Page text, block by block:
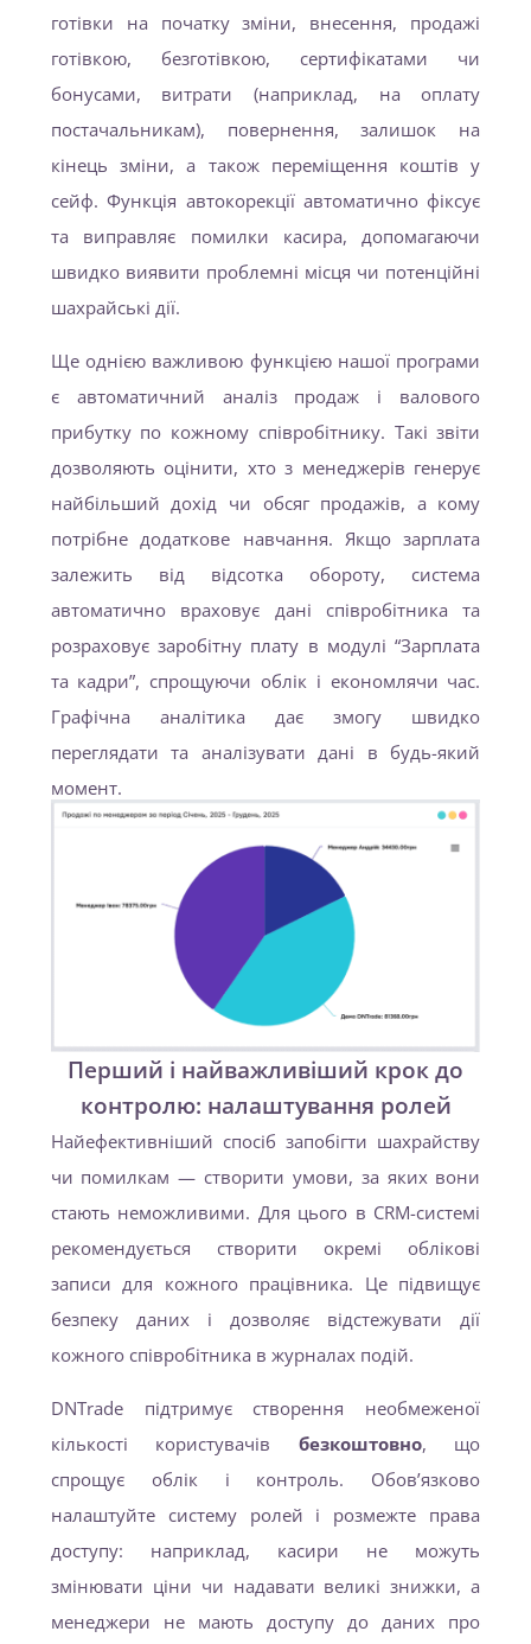
готівки на початку зміни, внесення, продажі
готівкою, безготівкою, сертифікатами чи
бонусами, витрати (наприклад, на оплату
постачальникам), повернення, залишок на
кінець зміни, а також переміщення коштів у
сейф. Функція автокорекції автоматично фіксує
та виправляє помилки касира, допомагаючи
швидко виявити проблемні місця чи потенційні
шахрайські дії.
Ще однією важливою функцією нашої програми
є автоматичний аналіз продаж і валового
прибутку по кожному співробітнику. Такі звіти
дозволяють оцінити, хто з менеджерів генерує
найбільший дохід чи обсяг продажів, а кому
потрібне додаткове навчання. Якщо зарплата
залежить від відсотка обороту, система
автоматично враховує дані співробітника та
розраховує заробітну плату в модулі “Зарплата
та кадри”, спрощуючи облік і економлячи час.
Графічна аналітика дає змогу швидко
переглядати та аналізувати дані в будь-який
момент.
Перший і найважливіший крок до
контролю: налаштування ролей
Найефективніший спосіб запобігти шахрайству
чи помилкам — створити умови, за яких вони
стають неможливими. Для цього в CRM-системі
рекомендується створити окремі облікові
записи для кожного працівника. Це підвищує
безпеку даних і дозволяє відстежувати дії
кожного співробітника в журналах подій.
DNTrade підтримує створення необмеженої
кількості користувачів безкоштовно, що
спрощує облік і контроль. Обов’язково
налаштуйте систему ролей і розмежте права
доступу: наприклад, касири не можуть
змінювати ціни чи надавати великі знижки, а
менеджери не мають доступу до даних про